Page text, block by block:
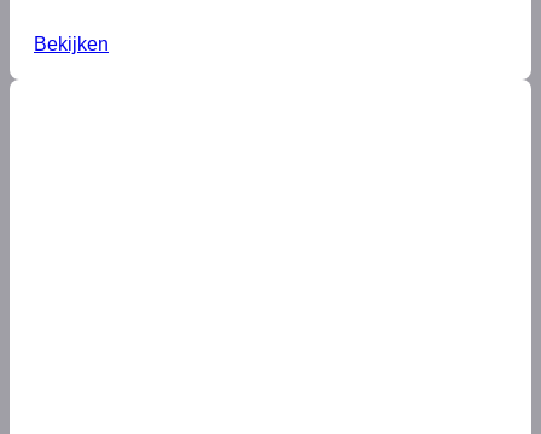
Bekijken